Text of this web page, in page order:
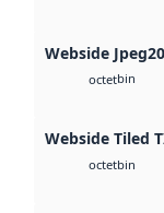
Webside
octetbin
Webside Tiled
octetbin